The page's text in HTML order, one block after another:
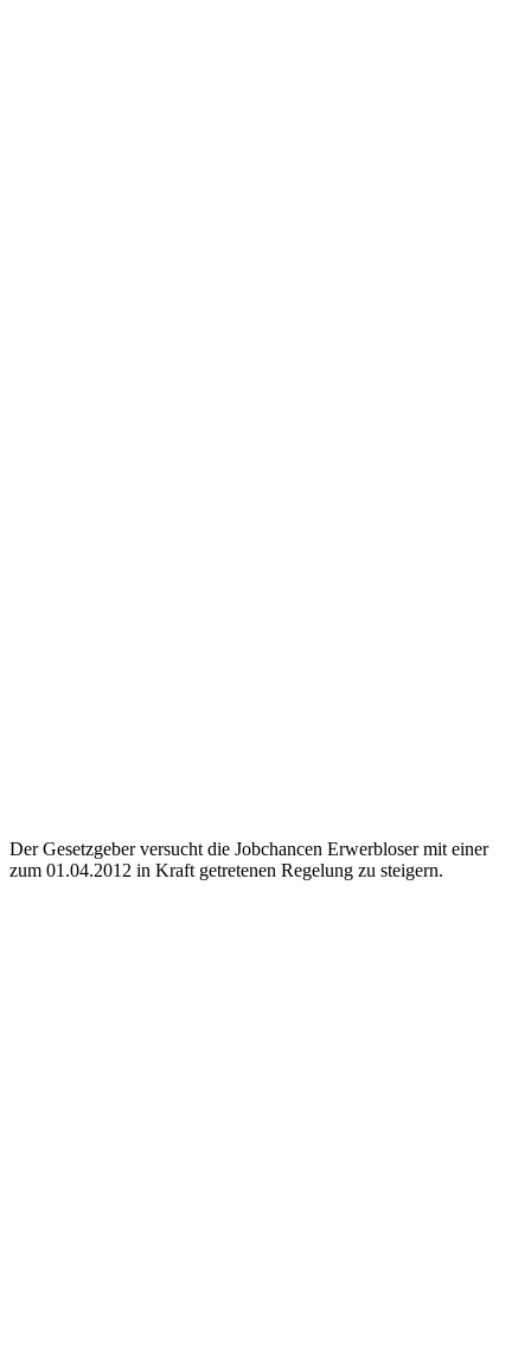
Der Gesetzgeber versucht die Jobchancen Erwerbloser mit einer
zum 01.04.2012 in Kraft getretenen Regelung zu steigern.